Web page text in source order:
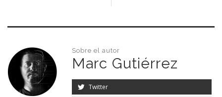
Sobre el autor
Marc Gutiérrez
Twitter